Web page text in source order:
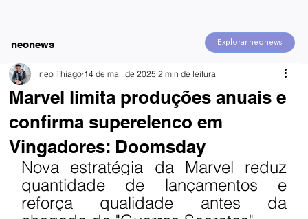
Explorar neonews
neonews
Marvel limita produções anuais e
confirma superelenco em
Vingadores: Doomsday
neo Thiago 14 de mai. de 2025 2 min de leitura
Nova estratégia da Marvel reduz
quantidade de lançamentos e
reforça qualidade antes da